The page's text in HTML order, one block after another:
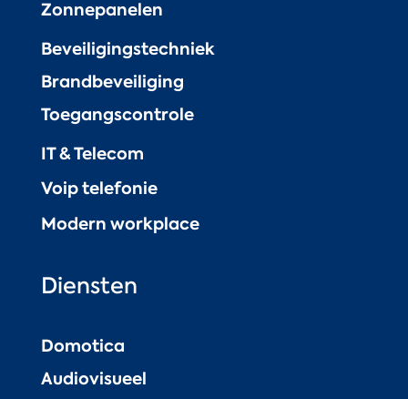
Zonnepanelen
Beveiligingstechniek
Brandbeveiliging
Toegangscontrole
IT & Telecom
Voip telefonie
Modern workplace
Diensten
Domotica
Audiovisueel